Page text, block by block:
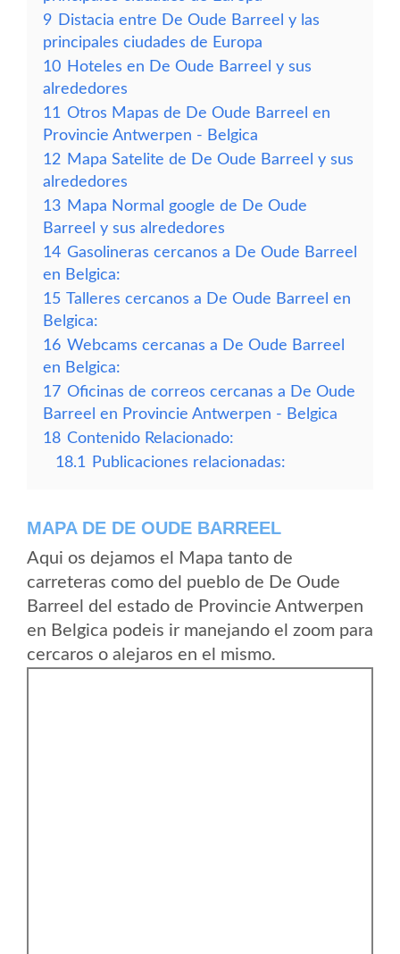
9 Distacia entre De Oude Barreel y las
principales ciudades de Europa
10 Hoteles en De Oude Barreel y sus
alrededores
11 Otros Mapas de De Oude Barreel en
Provincie Antwerpen - Belgica
12 Mapa Satelite de De Oude Barreel y sus
alrededores
13 Mapa Normal google de De Oude
Barreel y sus alrededores
14 Gasolineras cercanos a De Oude Barreel
en Belgica:
15 Talleres cercanos a De Oude Barreel en
Belgica:
16 Webcams cercanas a De Oude Barreel
en Belgica:
17 Oficinas de correos cercanas a De Oude
Barreel en Provincie Antwerpen - Belgica
18 Contenido Relacionado:
18.1
Publicaciones relacionadas:
MAPA DE DE OUDE BARREEL
Aqui os dejamos el Mapa tanto de
carreteras como del pueblo de De Oude
Barreel del estado de Provincie Antwerpen
en Belgica podeis ir manejando el zoom para
cercaros o alejaros en el mismo.